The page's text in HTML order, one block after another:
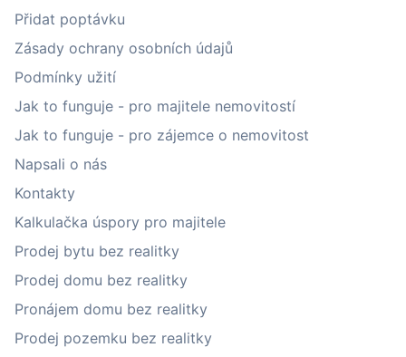
Přidat poptávku
Zásady ochrany osobních údajů
Podmínky užití
Jak to funguje - pro majitele nemovitostí
Jak to funguje - pro zájemce o nemovitost
Napsali o nás
Kontakty
Kalkulačka úspory pro majitele
Prodej bytu bez realitky
Prodej domu bez realitky
Pronájem domu bez realitky
Prodej pozemku bez realitky